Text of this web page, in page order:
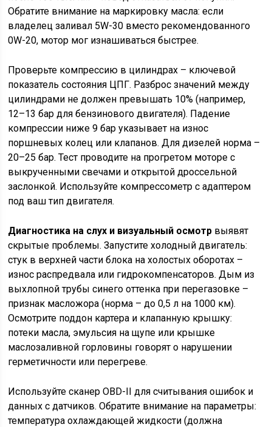
Обратите внимание на маркировку масла: если
владелец заливал 5W-30 вместо рекомендованного
0W-20, мотор мог изнашиваться быстрее.
Проверьте компрессию в цилиндрах – ключевой
показатель состояния ЦПГ. Разброс значений между
цилиндрами не должен превышать 10% (например,
12–13 бар для бензинового двигателя). Падение
компрессии ниже 9 бар указывает на износ
поршневых колец или клапанов. Для дизелей норма –
20–25 бар. Тест проводите на прогретом моторе с
выкрученными свечами и открытой дроссельной
заслонкой. Используйте компрессометр с адаптером
под ваш тип двигателя.
Диагностика на слух и визуальный осмотр выявят
скрытые проблемы. Запустите холодный двигатель:
стук в верхней части блока на холостых оборотах –
износ распредвала или гидрокомпенсаторов. Дым из
выхлопной трубы синего оттенка при перегазовке –
признак масложора (норма – до 0,5 л на 1000 км).
Осмотрите поддон картера и клапанную крышку:
потеки масла, эмульсия на щупе или крышке
маслозаливной горловины говорят о нарушении
герметичности или перегреве.
Используйте сканер OBD-II для считывания ошибок и
данных с датчиков. Обратите внимание на параметры:
температура охлаждающей жидкости (должна